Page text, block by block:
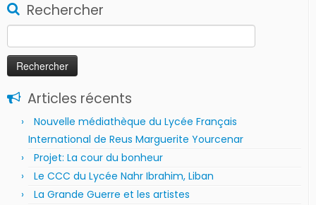
Rechercher
Articles récents
Nouvelle médiathèque du Lycée Français
International de Reus Marguerite Yourcenar
Projet: La cour du bonheur
Le CCC du Lycée Nahr Ibrahim, Liban
La Grande Guerre et les artistes